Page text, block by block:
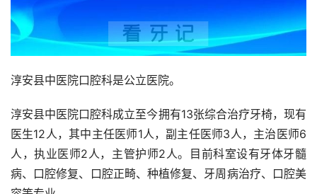
淳安县中医院口腔科是公立医院。
淳安县中医院口腔科成立至今拥有13张综合治疗牙椅，现有
医生12人，其中主任医师1人，副主任医师3人，主治医师6
人，执业医师2人，主管护师2人。目前科室设有牙体牙髓
病、口腔修复、口腔正畸、种植修复、牙周病治疗、口腔美